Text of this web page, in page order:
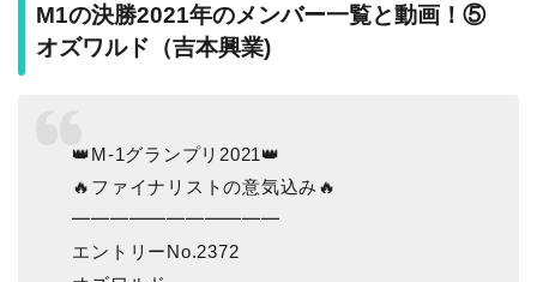
M1の決勝2021年のメンバー一覧と動画！⑤
オズワルド（吉本興業)
👑M-1グランプリ2021👑
🔥ファイナリストの意気込み🔥
━━━━━━━━━━━
エントリーNo.2372